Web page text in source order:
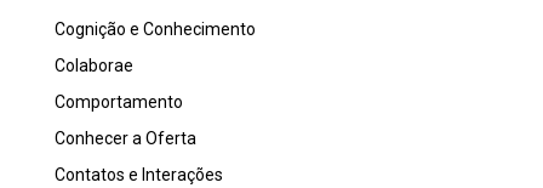
Cognição e Conhecimento
Colaborae
Comportamento
Conhecer a Oferta
Contatos e Interações